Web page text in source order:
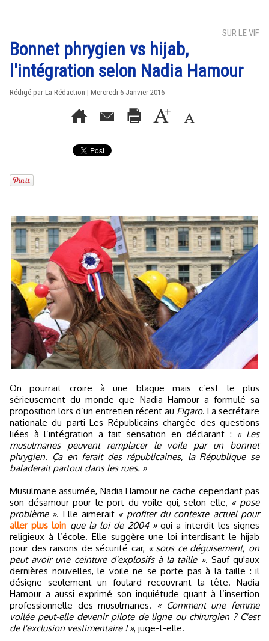
SUR LE VIF
Bonnet phrygien vs hijab,
l'intégration selon Nadia Hamour
Rédigé par La Rédaction | Mercredi 6 Janvier 2016
On pourrait croire à une blague mais c’est le plus
sérieusement du monde que Nadia Hamour a formulé sa
proposition lors d’un entretien récent au Figaro. La secrétaire
nationale du parti Les Républicains chargée des questions
liées à l’intégration a fait sensation en déclarant : « Les
musulmanes peuvent remplacer le voile par un bonnet
phrygien. Ça en ferait des républicaines, la République se
baladerait partout dans les rues. »
Musulmane assumée, Nadia Hamour ne cache cependant pas
son désamour pour le port du voile qui, selon elle, « pose
problème ». Elle aimerait « profiter du contexte actuel pour
aller plus loin que la loi de 2004 »qui a interdit les signes
religieux à l’école. Elle suggère une loi interdisant le hijab
pour des raisons de sécurité car, « sous ce déguisement, on
peut avoir une ceinture d'explosifs à la taille ». Sauf qu'aux
dernières nouvelles, le voile ne se porte pas à la taille : il
désigne seulement un foulard recouvrant la tête. Nadia
Hamour a aussi exprimé son inquiétude quant à l’insertion
professionnelle des musulmanes.
« Comment une femme
voilée peut-elle devenir pilote de ligne ou chirurgien ? C'est
de l'exclusion vestimentaire ! », juge-t-elle.